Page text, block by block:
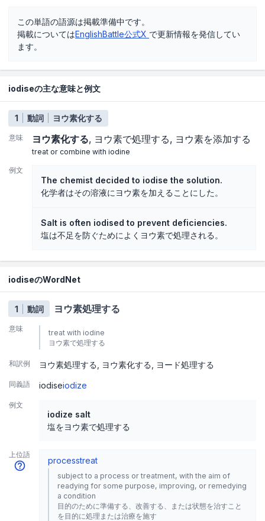
この単語の語源は掲載準備中です。
掲載についてはEnglishBattle公式X で更新情報を発信してい
ます。
iodiseの主な意味と例文
1 動詞 ヨウ素化する
意味 ヨウ素化する ヨウ素で処理する ヨウ素を添加する
treat or combine with iodine
例文
The chemist decided to iodise the solution.
化学者はその溶液にヨウ素を加えることにした。
Salt is often iodised to prevent deficiencies.
塩は不足を防ぐためによくヨウ素で処理される。
iodiseのWordNet
1 動詞 ヨウ素処理する
意味
treat with iodine
ヨウ素で処理する
和訳例 ヨウ素処理する ヨウ素化する ヨード処理する
同義語 iodiseiodize
例文
iodize salt
塩をヨウ素で処理する
上位語
processtreat
subject to a process or treatment, with the aim of
readying for some purpose, improving, or remedying
a condition
目的のために準備する、改善する、または状態を治すこと
を目的に処理または治療を施す